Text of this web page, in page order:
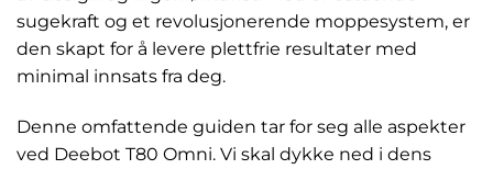
sugekraft og et revolusjonerende moppesystem, er
den skapt for å levere plettfrie resultater med
minimal innsats fra deg.
Denne omfattende guiden tar for seg alle aspekter
ved Deebot T80 Omni. Vi skal dykke ned i dens